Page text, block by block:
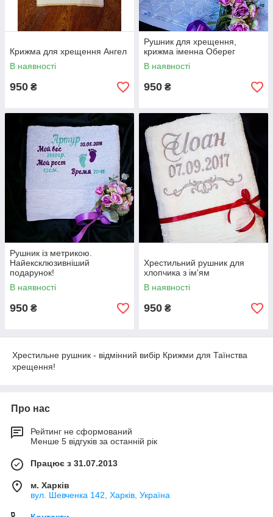
Крижма для хрещення Ангел
В наявності
950 ₴
Рушник для хрещення,
крижма іменна Оберег
В наявності
950 ₴
Рушник із метрикою.
Найексклюзивніший
подарунок!
В наявності
950 ₴
Хрестильний рушник для
хлопчика з ім'ям
В наявності
950 ₴
Хрестильне рушник - відмінний вибір Крижми для Таїнства
хрещення!
Про нас
Рейтинг не сформований
Менше 5 відгуків за останній рік
Працює з 31.07.2013
м. Харків
вул. Шевченка 142, Харків, Україна